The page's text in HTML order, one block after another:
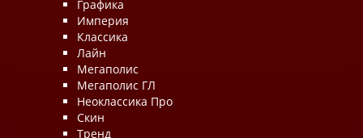
Графика
Империя
Классика
Лайн
Мегаполис
Мегаполис ГЛ
Неоклассика Про
Скин
Тренд